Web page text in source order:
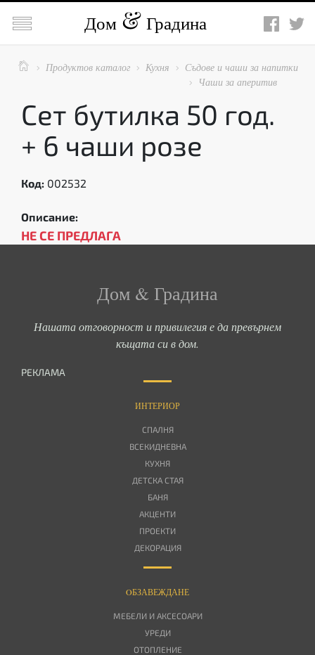
 Дом Градина
  Продуктов каталог  Кухня  Съдове и чаши за напитки
 Чаши за аперитив
Сет бутилка 50 год.
+ 6 чаши розе
Код: 002532
Описание:
НЕ СЕ ПРЕДЛАГА
Дом & Градина
Нашата отговорност и привилегия е да превърнем
къщата си в дом.
РЕКЛАМА
ИНТЕРИОР
СПАЛНЯ
ВСЕКИДНЕВНА
КУХНЯ
ДЕТСКА СТАЯ
БАНЯ
АКЦЕНТИ
ПРОЕКТИ
ДЕКОРАЦИЯ
OБЗАВЕЖДАНЕ
МЕБЕЛИ И АКСЕСОАРИ
УРЕДИ
ОТОПЛЕНИЕ